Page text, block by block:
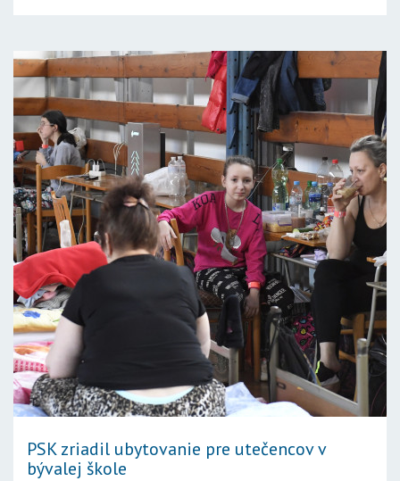
PSK zriadil ubytovanie pre utečencov v
bývalej škole